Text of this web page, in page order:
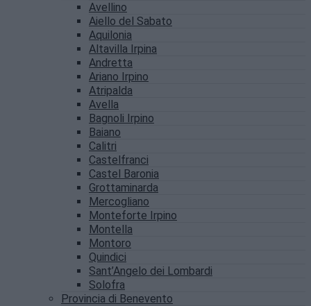
Avellino
Aiello del Sabato
Aquilonia
Altavilla Irpina
Andretta
Ariano Irpino
Atripalda
Avella
Bagnoli Irpino
Baiano
Calitri
Castelfranci
Castel Baronia
Grottaminarda
Mercogliano
Monteforte Irpino
Montella
Montoro
Quindici
Sant’Angelo dei Lombardi
Solofra
Provincia di Benevento